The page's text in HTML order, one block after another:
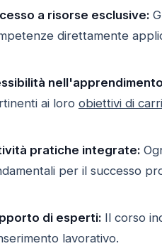
a risorse esclusive:
direttamente
ai loro obiettivi di
pratiche integrate:
per il successo
di esperti:Il corso
lavorativo.